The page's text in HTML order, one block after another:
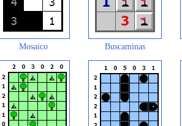
Mosaico Buscaminas